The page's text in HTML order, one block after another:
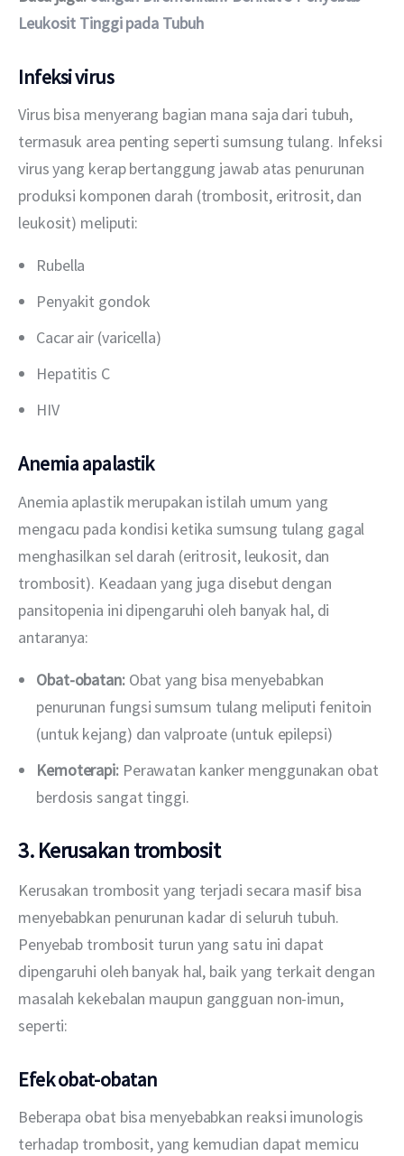
Leukosit Tinggi pada Tubuh
Infeksi virus
Virus bisa menyerang bagian mana saja dari tubuh,
termasuk area penting seperti sumsung tulang. Infeksi
virus yang kerap bertanggung jawab atas penurunan
produksi komponen darah (trombosit, eritrosit, dan
leukosit) meliputi:
Rubella
Penyakit gondok
Cacar air (varicella)
Hepatitis C
HIV
Anemia apalastik
Anemia aplastik merupakan istilah umum yang
mengacu pada kondisi ketika sumsung tulang gagal
menghasilkan sel darah (eritrosit, leukosit, dan
trombosit). Keadaan yang juga disebut dengan
pansitopenia ini dipengaruhi oleh banyak hal, di
antaranya:
Obat-obatan: Obat yang bisa menyebabkan
penurunan fungsi sumsum tulang meliputi fenitoin
(untuk kejang) dan valproate (untuk epilepsi)
Kemoterapi: Perawatan kanker menggunakan obat
berdosis sangat tinggi.
3. Kerusakan trombosit
Kerusakan trombosit yang terjadi secara masif bisa
menyebabkan penurunan kadar di seluruh tubuh.
Penyebab trombosit turun yang satu ini dapat
dipengaruhi oleh banyak hal, baik yang terkait dengan
masalah kekebalan maupun gangguan non-imun,
seperti:
Efek obat-obatan
Beberapa obat bisa menyebabkan reaksi imunologis
terhadap trombosit, yang kemudian dapat memicu